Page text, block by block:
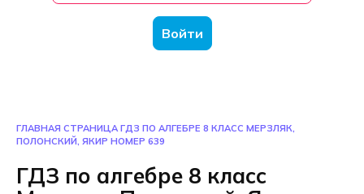
Войти
ГЛАВНАЯ СТРАНИЦА ГДЗ ПО АЛГЕБРЕ 8 КЛАСС МЕРЗЛЯК,
ПОЛОНСКИЙ, ЯКИР НОМЕР 639
ГДЗ по алгебре 8 класс